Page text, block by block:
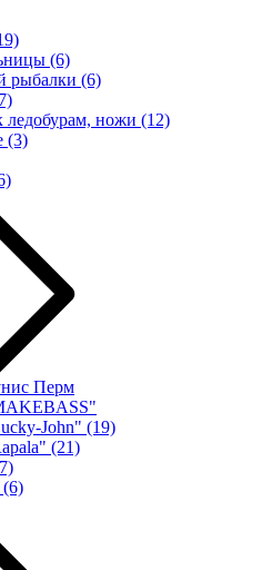
(6)
рыбалки (6)
ножи (12)
(3)
Перм
John" (19)
(21)
(6)